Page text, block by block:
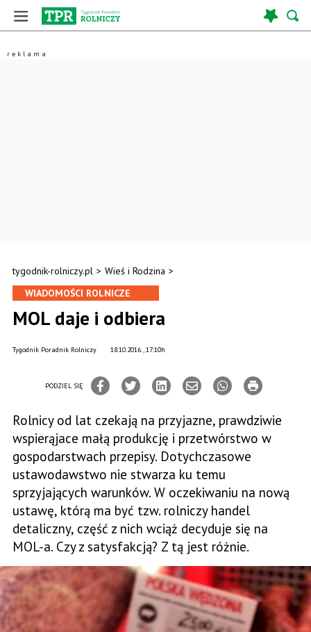
tygodnik-rolniczy.pl > Wieś i Rodzina >
WIADOMOŚCI ROLNICZE
MOL daje i odbiera
18.10.2016., 17:10h
Tygodnik Poradnik Rolniczy
PODZIEL SIĘ
Rolnicy od lat czekają na przyjazne, prawdziwie
wspierąjace małą produkcję i przetwórstwo w
gospodarstwach przepisy. Dotychczasowe
ustawodawstwo nie stwarza ku temu
sprzyjających warunków. W oczekiwaniu na nową
ustawę, którą ma być tzw. rolniczy handel
detaliczny, część z nich wciąż decyduje się na
MOL-a. Czy z satysfakcją? Z tą jest różnie.